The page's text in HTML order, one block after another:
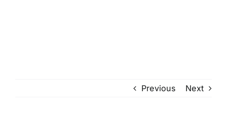
Previous Next